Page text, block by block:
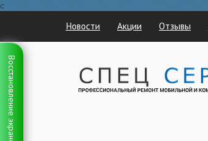
с
Восстановление экранов
Новости Акции Отзывы